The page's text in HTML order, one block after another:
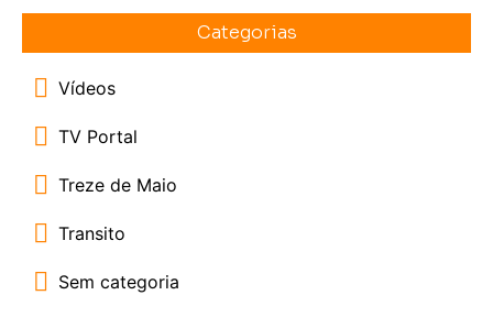
Categorias
Vídeos
TV Portal
Treze de Maio
Transito
Sem categoria